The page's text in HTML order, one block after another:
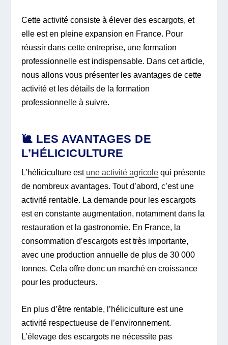
Cette activité consiste à élever des escargots, et
elle est en pleine expansion en France. Pour
réussir dans cette entreprise, une formation
professionnelle est indispensable. Dans cet article,
nous allons vous présenter les avantages de cette
activité et les détails de la formation
professionnelle à suivre.
🐌 LES AVANTAGES DE
L’HÉLICICULTURE
L’héliciculture est une activité agricole qui présente
de nombreux avantages. Tout d’abord, c’est une
activité rentable. La demande pour les escargots
est en constante augmentation, notamment dans la
restauration et la gastronomie. En France, la
consommation d’escargots est très importante,
avec une production annuelle de plus de 30 000
tonnes. Cela offre donc un marché en croissance
pour les producteurs.
En plus d’être rentable, l’héliciculture est une
activité respectueuse de l’environnement.
L’élevage des escargots ne nécessite pas